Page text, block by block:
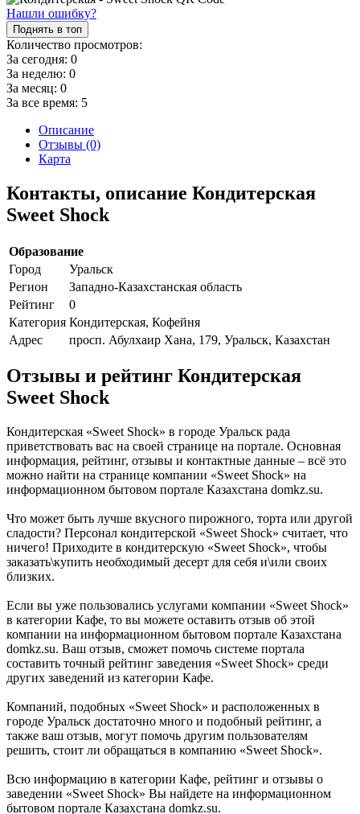
Нашли ошибку?
Поднять в топ
Количество просмотров:
За сегодня: 0
За неделю: 0
За месяц: 0
За все время: 5
Описание
Отзывы (0)
Карта
Контакты, описание Кондитерская
Sweet Shock
Образование
Город
Уральск
Регион
Западно-Казахстанская область
Рейтинг
0
Категория Кондитерская, Кофейня
Адрес
просп. Абулхаир Хана, 179, Уральск, Казахстан
Отзывы и рейтинг Кондитерская
Sweet Shock
Кондитерская «Sweet Shock» в городе Уральск рада
приветствовать вас на своей странице на портале. Основная
информация, рейтинг, отзывы и контактные данные – всё это
можно найти на странице компании «Sweet Shock» на
информационном бытовом портале Казахстана domkz.su.
Что может быть лучше вкусного пирожного, торта или другой
сладости? Персонал кондитерской «Sweet Shock» считает, что
ничего! Приходите в кондитерскую «Sweet Shock», чтобы
заказать\купить необходимый десерт для себя и\или своих
близких.
Если вы уже пользовались услугами компании «Sweet Shock»
в категории Кафе, то вы можете оставить отзыв об этой
компании на информационном бытовом портале Казахстана
domkz.su. Ваш отзыв, сможет помочь системе портала
составить точный рейтинг заведения «Sweet Shock» среди
других заведений из категории Кафе.
Компаний, подобных «Sweet Shock» и расположенных в
городе Уральск достаточно много и подобный рейтинг, а
также ваш отзыв, могут помочь другим пользователям
решить, стоит ли обращаться в компанию «Sweet Shock».
Всю информацию в категории Кафе, рейтинг и отзывы о
заведении «Sweet Shock» Вы найдете на информационном
бытовом портале Казахстана domkz.su.